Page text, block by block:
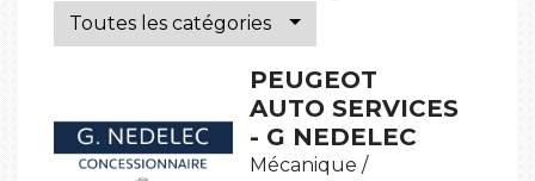
Toutes les catégories
PEUGEOT
AUTO SERVICES
- G NEDELEC
Mécanique /